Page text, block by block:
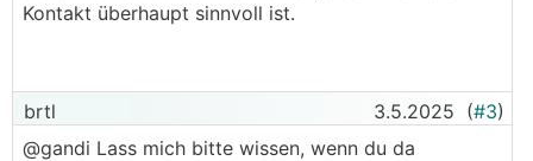
Kontakt überhaupt sinnvoll ist.
brtl 3.5.2025 (#3)
@gandi Lass mich bitte wissen, wenn du da